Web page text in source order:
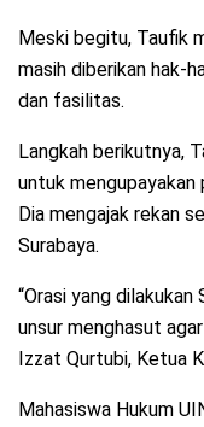
Meski begitu, Taufik
masih diberikan hak-
dan fasilitas.
Langkah berikutnya,
untuk mengupayakan
Dia mengajak rekan
Surabaya.
“Orasi yang
unsur menghasut
Izzat Qurtubi, Ketua
Mahasiswa Hukum